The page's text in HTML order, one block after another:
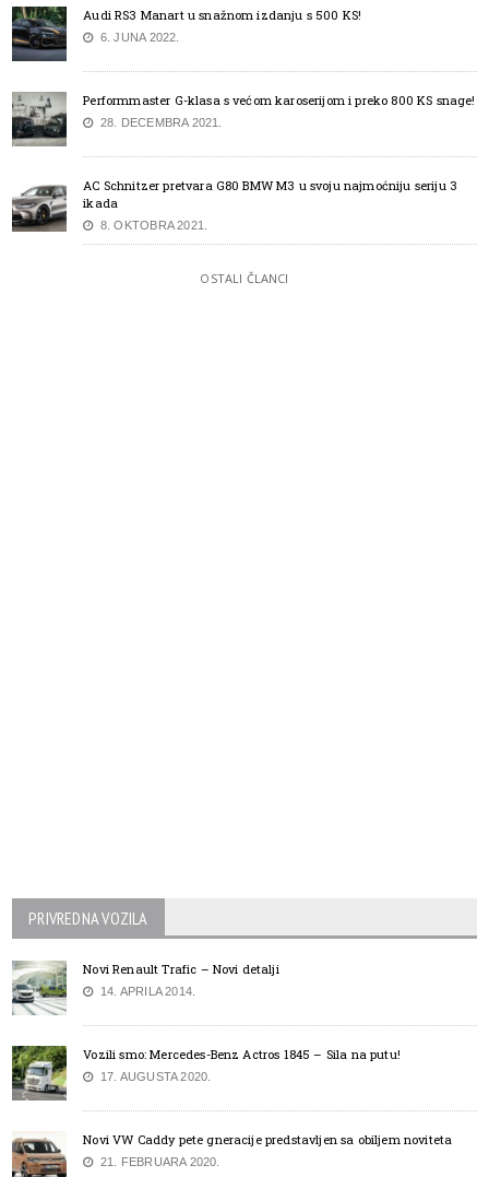
Audi RS3 Manart u snažnom izdanju s 500 KS!
6. JUNA 2022.
Performmaster G-klasa s većom karoserijom i preko 800 KS snage!
28. DECEMBRA 2021.
AC Schnitzer pretvara G80 BMW M3 u svoju najmoćniju seriju 3
ikada
8. OKTOBRA 2021.
OSTALI ČLANCI
PRIVREDNA VOZILA
Novi Renault Trafic – Novi detalji
14. APRILA 2014.
Vozili smo: Mercedes-Benz Actros 1845 – Sila na putu!
17. AUGUSTA 2020.
Novi VW Caddy pete gneracije predstavljen sa obiljem noviteta
21. FEBRUARA 2020.